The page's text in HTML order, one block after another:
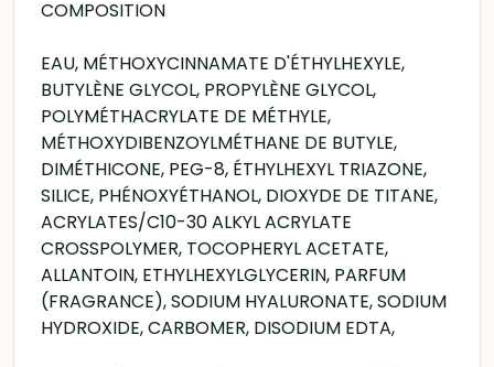
COMPOSITION
EAU, MÉTHOXYCINNAMATE D'ÉTHYLHEXYLE,
BUTYLÈNE GLYCOL, PROPYLÈNE GLYCOL,
POLYMÉTHACRYLATE DE MÉTHYLE,
MÉTHOXYDIBENZOYLMÉTHANE DE BUTYLE,
DIMÉTHICONE, PEG-8, ÉTHYLHEXYL TRIAZONE,
SILICE, PHÉNOXYÉTHANOL, DIOXYDE DE TITANE,
ACRYLATES/C10-30 ALKYL ACRYLATE
CROSSPOLYMER, TOCOPHERYL ACETATE,
ALLANTOIN, ETHYLHEXYLGLYCERIN, PARFUM
(FRAGRANCE), SODIUM HYALURONATE, SODIUM
HYDROXIDE, CARBOMER, DISODIUM EDTA,